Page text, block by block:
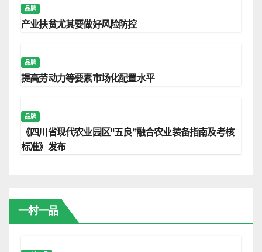
品牌
产业扶贫尤其要做好风险防控
品牌
提高劳动力等要素市场化配置水平
品牌
《四川省现代农业园区“五良”融合农业装备指南及考核
标准》发布
一村一品